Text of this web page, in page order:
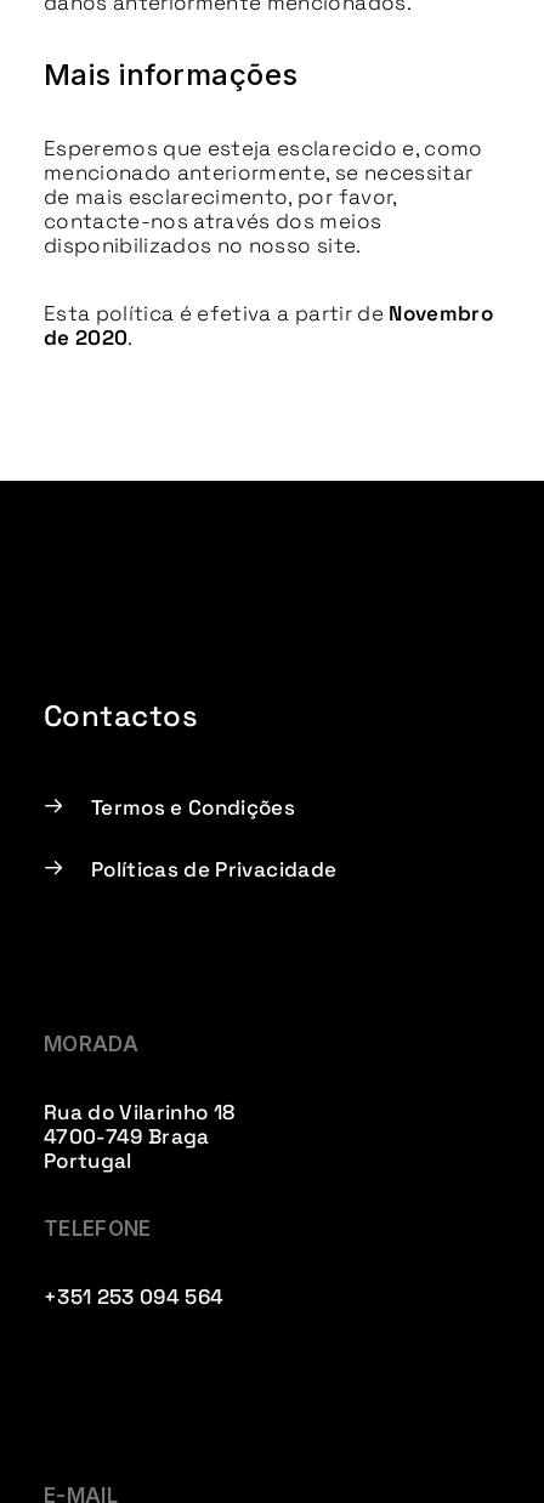
Mais informações
Esperemos que esteja esclarecido e, como
mencionado anteriormente, se necessitar
de mais esclarecimento, por favor,
contacte-nos através dos meios
disponibilizados no nosso site.
Esta política é efetiva a partir de Novembro
de 2020.
Contactos
Termos e Condições
Políticas de Privacidade
MORADA
Rua do Vilarinho 18
4700-749 Braga
Portugal
TELEFONE
+351 253 094 564
E-MAIL